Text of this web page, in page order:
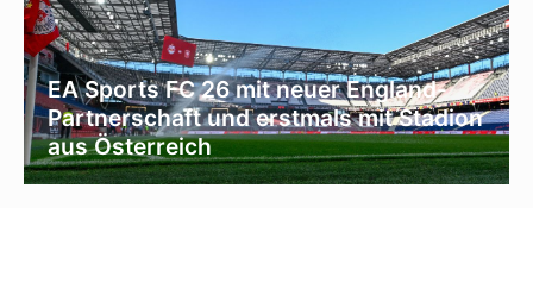
EA Sports FC 26 mit neuer England-
Partnerschaft und erstmals mit Stadion
aus Österreich